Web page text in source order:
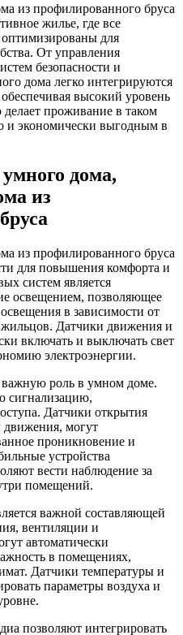
из профилированного бруса
жилье, где все
для
От управления
безопасности и
дома легко интегрируются
высокий уровень
проживание в таком
и экономически выгодным в
дома,
из
из профилированного бруса
для повышения комфорта и
систем является
освещением, позволяющее
в зависимости от
Датчики движения и
включать и выключать свет
электроэнергии.
роль в умном доме.
сигнализацию,
Датчики открытия
движения, могут
проникновение и
устройства
вести наблюдение за
помещений.
важной составляющей
вентиляции и
автоматически
в помещениях,
Датчики температуры и
параметры воздуха и
позволяют интегрировать